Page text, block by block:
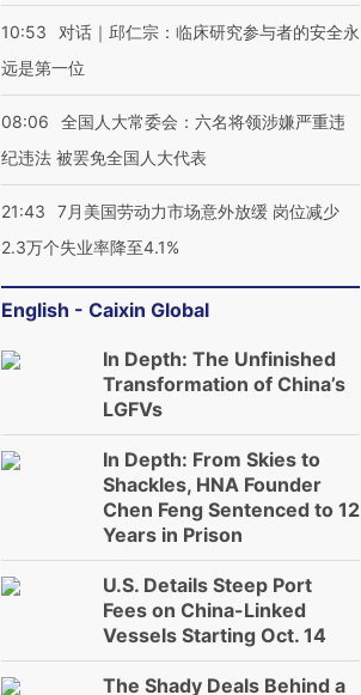
10:53
对话｜邱仁宗：临床研究参与者的安全永
远是第一位
08:06
全国人大常委会：六名将领涉嫌严重违
纪违法 被罢免全国人大代表
21:43
7月美国劳动力市场意外放缓 岗位减少
2.3万个失业率降至4.1%
English - Caixin Global
In Depth: The Unfinished
Transformation of China’s
LGFVs
In Depth: From Skies to
Shackles, HNA Founder
Chen Feng Sentenced to 12
Years in Prison
U.S. Details Steep Port
Fees on China-Linked
Vessels Starting Oct. 14
The Shady Deals Behind a